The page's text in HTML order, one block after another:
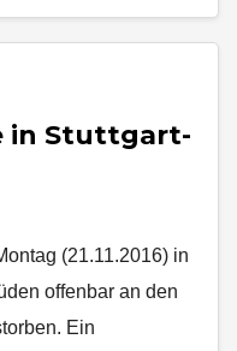
in Stuttgart-
(21.11.2016) in
offenbar an den
Ein